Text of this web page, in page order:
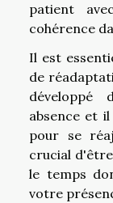
patient
cohérence
Il est
de
développé
absence et
pour se
crucial
le temps
votre